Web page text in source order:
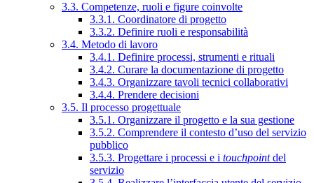
3.3. Competenze, ruoli e figure coinvolte
3.3.1. Coordinatore di progetto
3.3.2. Definire ruoli e responsabilità
3.4. Metodo di lavoro
3.4.1. Definire processi, strumenti e rituali
3.4.2. Curare la documentazione di progetto
3.4.3. Organizzare tavoli tecnici collaborativi
3.4.4. Prendere decisioni
3.5. Il processo progettuale
3.5.1. Organizzare il progetto e la sua gestione
3.5.2. Comprendere il contesto d’uso del servizio
pubblico
3.5.3. Progettare i processi e i touchpointdel
servizio